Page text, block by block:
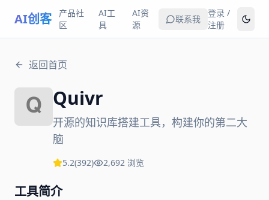
AI创客
产品社
区
AI工
具
AI资
源
联系我
登录 /
注册
返回首页
Quivr
开源的知识库搭建工具，构建你的第二大
脑
5.2(392) 2,692 浏览
工具简介